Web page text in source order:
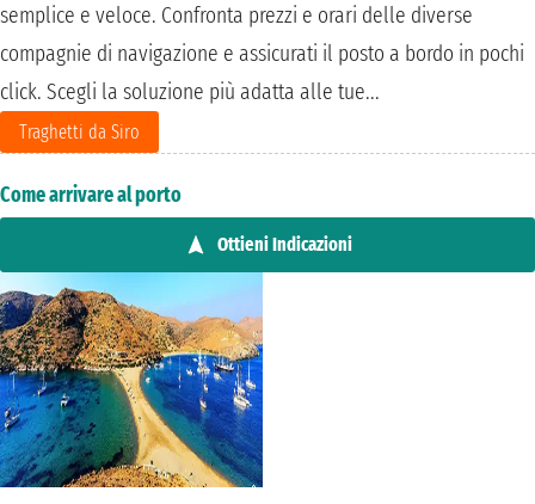
semplice e veloce. Confronta prezzi e orari delle diverse
compagnie di navigazione e assicurati il posto a bordo in pochi
click. Scegli la soluzione più adatta alle tue...
Traghetti da Siro
Come arrivare al porto
Ottieni Indicazioni